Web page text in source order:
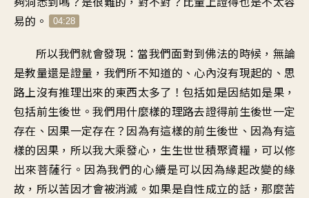
易的 。 04:28
所以我們就會發現 ： 當我們面對到佛法的時候 ， 無論
是教量還是證量 ， 我們所不知道的 、 心內沒有現起的 、 思
路上沒有推理出來的東西太多了 ！包括如是因結如是果 ，
包括前生後世 。我們用什麼樣的理路去證得前生後世一定
存在 、 因果一定存在 ？ 因為有這樣的前生後世 、 因為有這
樣的因果 ， 所以我大乘發心 ， 生生世世積聚資糧 ， 可以修
出來菩薩行 。 因為我們的心續是可以因為緣起改變的緣
故 ， 所以苦因才會被消滅 。如果是自性成立的話 ，那麼苦